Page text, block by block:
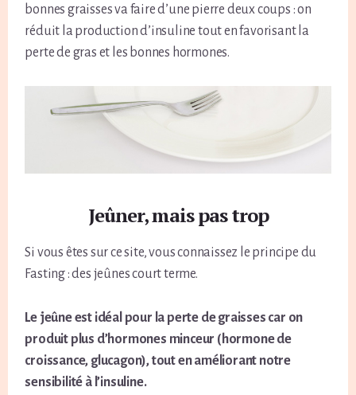
bonnes graisses va faire d’une pierre deux coups : on
réduit la production d’insuline tout en favorisant la
perte de gras et les bonnes hormones.
Jeûner, mais pas trop
Si vous êtes sur ce site, vous connaissez le principe du
Fasting : des jeûnes court terme.
Le jeûne est idéal pour la perte de graisses car on
produit plus d’hormones minceur (hormone de
croissance, glucagon), tout en améliorant notre
sensibilité à l’insuline.